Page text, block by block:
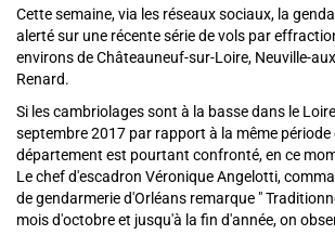
Cette semaine, via les réseaux sociaux, la
alerté sur une récente série de vols par
environs de Châteauneuf-sur-Loire, Neuville-
Renard.
Si les cambriolages sont à la basse dans le
septembre 2017 par rapport à la même période
département est pourtant confronté, en ce
Le chef d'escadron Véronique Angelotti,
de gendarmerie d'Orléans remarque "
mois d'octobre et jusqu'à la fin d'année, on